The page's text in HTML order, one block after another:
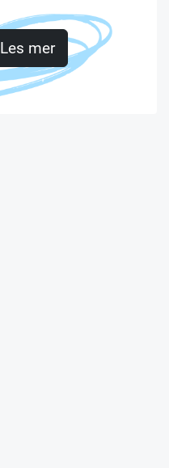
Les mer